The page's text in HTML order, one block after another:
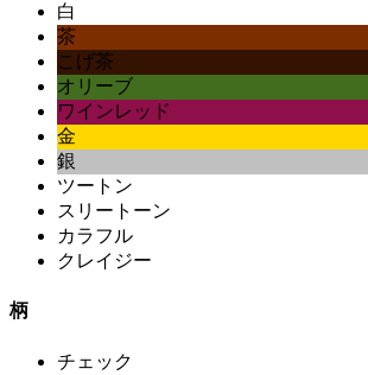
白
茶
こげ茶
オリーブ
ワインレッド
金
銀
ツートン
スリートーン
カラフル
クレイジー
柄
チェック